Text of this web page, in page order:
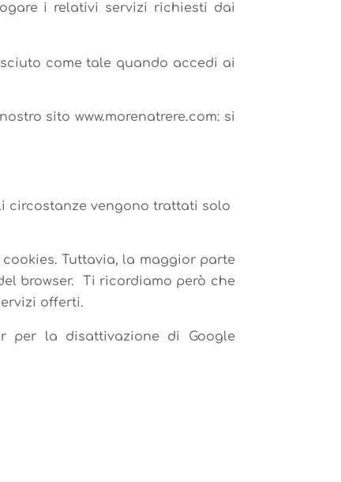
i relativi servizi richiesti dai
come tale quando accedi ai
sito www.morenatrere.com: si
circostanze vengono trattati solo
Tuttavia, la maggior parte
browser. Ti ricordiamo però che
offerti.
per la disattivazione di Google